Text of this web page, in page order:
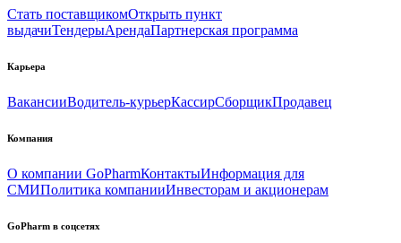
Стать поставщикомОткрыть пункт
выдачиТендерыАрендаПартнерская программа
Карьера
ВакансииВодитель-курьерКассирСборщикПродавец
Компания
О компании GoPharmКонтактыИнформация для
СМИПолитика компанииИнвесторам и акционерам
GoPharm в соцсетях